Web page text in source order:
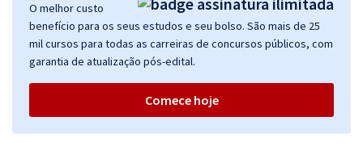
O melhor custo
benefício para os seus estudos e seu bolso. São mais de 25
mil cursos para todas as carreiras de concursos públicos, com
garantia de atualização pós-edital.
Comece hoje